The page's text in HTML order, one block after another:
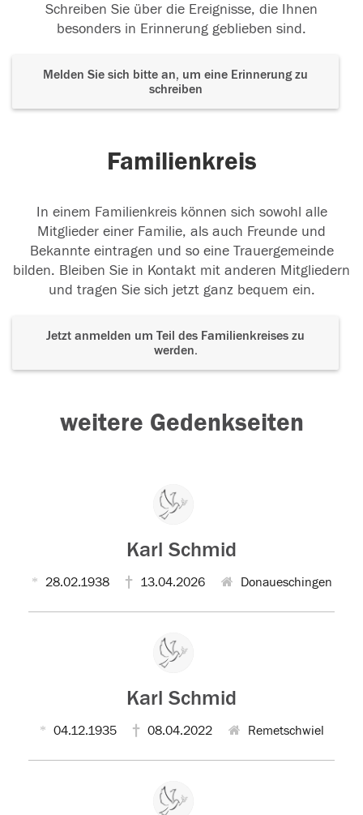
Schreiben Sie über die Ereignisse, die Ihnen
besonders in Erinnerung geblieben sind.
Melden Sie sich bitte an, um eine Erinnerung zu
schreiben
Familienkreis
In einem Familienkreis können sich sowohl alle
Mitglieder einer Familie, als auch Freunde und
Bekannte eintragen und so eine Trauergemeinde
bilden. Bleiben Sie in Kontakt mit anderen Mitgliedern
und tragen Sie sich jetzt ganz bequem ein.
Jetzt anmelden um Teil des Familienkreises zu
werden.
weitere Gedenkseiten
Karl Schmid
28.02.1938 13.04.2026 Donaueschingen
Karl Schmid
04.12.1935 08.04.2022 Remetschwiel